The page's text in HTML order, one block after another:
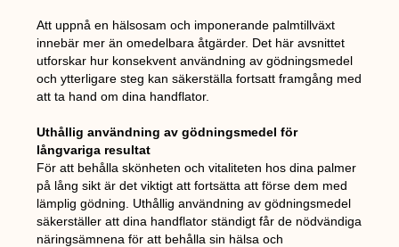
Att uppnå en hälsosam och imponerande palmtillväxt
innebär mer än omedelbara åtgärder. Det här avsnittet
utforskar hur konsekvent användning av gödningsmedel
och ytterligare steg kan säkerställa fortsatt framgång med
att ta hand om dina handflator.
Uthållig användning av gödningsmedel för
långvariga resultat
För att behålla skönheten och vitaliteten hos dina palmer
på lång sikt är det viktigt att fortsätta att förse dem med
lämplig gödning. Uthållig användning av gödningsmedel
säkerställer att dina handflator ständigt får de nödvändiga
näringsämnena för att behålla sin hälsa och